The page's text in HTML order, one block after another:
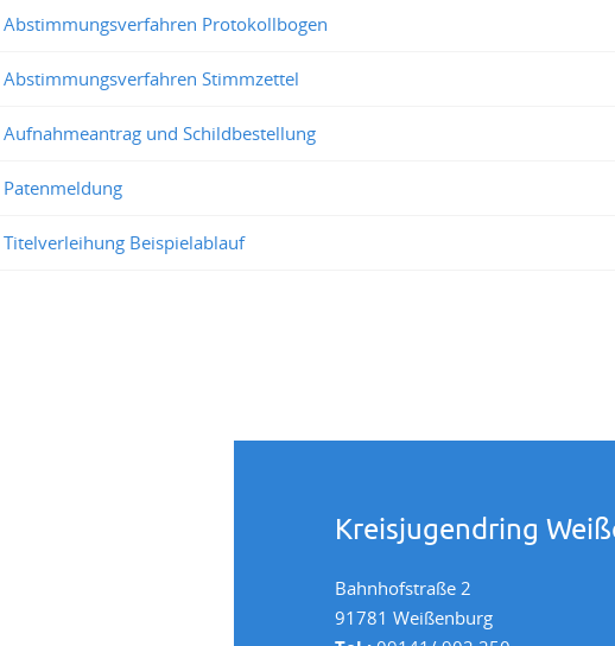
Abstimmungsverfahren Protokollbogen
Abstimmungsverfahren Stimmzettel
Aufnahmeantrag und Schildbestellung
Patenmeldung
Titelverleihung Beispielablauf
Kreisjugendring
Bahnhofstraße 2
91781 Weißenburg